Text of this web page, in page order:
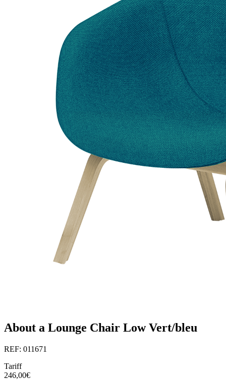
About a Lounge Chair Low Vert/bleu
REF: 011671
Tariff
246,00€